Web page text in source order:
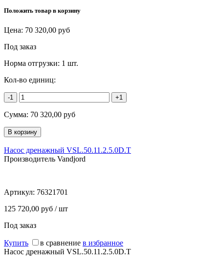
Положить товар в корзину
Цена: 70 320,00 руб
Под заказ
Норма отгрузки: 1 шт.
Кол-во единиц:
-1 +1
Сумма: 70 320,00 руб
Насос дренажный VSL.50.11.2.5.0D.T
Производитель Vandjord
Артикул: 76321701
125 720,00 руб / шт
Под заказ
Купить в сравнение в избранное
Насос дренажный VSL.50.11.2.5.0D.T